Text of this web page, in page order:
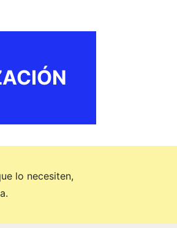
lo necesiten,